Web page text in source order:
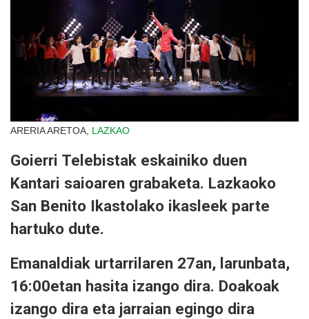
ARERIA ARETOA, LAZKAO
Goierri Telebistak eskainiko duen
Kantari saioaren grabaketa. Lazkaoko
San Benito Ikastolako ikasleek parte
hartuko dute.
Emanaldiak urtarrilaren 27an, larunbata,
16:00etan hasita izango dira. Doakoak
izango dira eta jarraian egingo dira